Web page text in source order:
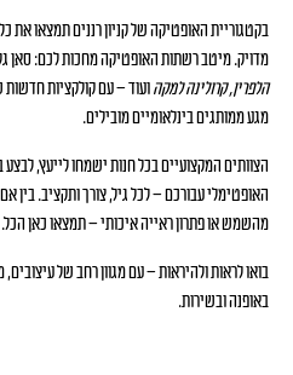
בקטגוריית האופטיקה של קניון רננים תמצאו את
מדויק. מיטב רשתות האופטיקה מחכות לכם: סאן
הלפרין, קרולינה למקהועוד – עם קולקציות
מגע ממותגים בינלאומיים מובילים.
הצוותים המקצועיים בכל חנות ישמחו לייעץ,
האופטימלי עבורכם – לכל גיל, צורך ותקציב. בין
מהשמש או פתרון ראייה איכותי – תמצאו כאן הכל.
בואו לראות ולהיראות – עם מגוון רחב של
באופנה ובשירות.